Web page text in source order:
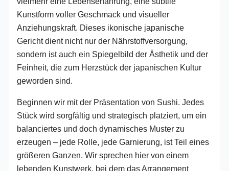
Kunstform voller Geschmack und visueller
Anziehungskraft. Dieses ikonische japanische
Gericht dient nicht nur der Nährstoffversorgung,
sondern ist auch ein Spiegelbild der Ästhetik und der
Feinheit, die zum Herzstück der japanischen Kultur
geworden sind.
Beginnen wir mit der Präsentation von Sushi. Jedes
Stück wird sorgfältig und strategisch platziert, um ein
balanciertes und doch dynamisches Muster zu
erzeugen – jede Rolle, jede Garnierung, ist Teil eines
größeren Ganzen. Wir sprechen hier von einem
lebenden Kunstwerk, bei dem das Arrangement